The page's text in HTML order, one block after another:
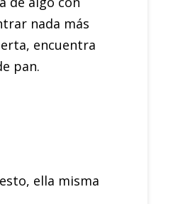
nada más
encuentra
pan.
ella misma